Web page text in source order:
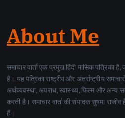
About Me
समाचार वार्ता एक प्रमुख हिंदी मासिक पत्रिका
है। यह पत्रिका राष्ट्रीय और अंतर्राष्ट्रीय
अर्थव्यवस्था, अपराध, स्वास्थ्य, फिल्म और अन्य
करती है। समाचार वार्ता की संपादक सुषमा राजीव
हैं।